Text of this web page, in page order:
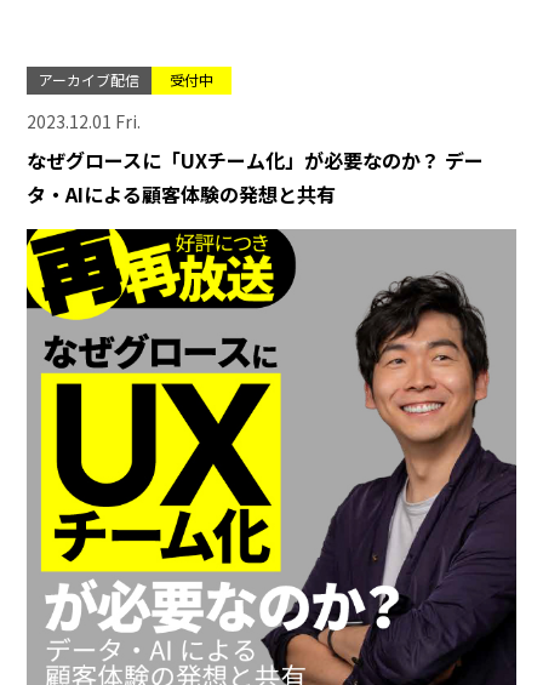
アーカイブ配信 受付中
2023.12.01 Fri.
なぜグロースに「UXチーム化」が必要なのか？ デー
タ・AIによる顧客体験の発想と共有